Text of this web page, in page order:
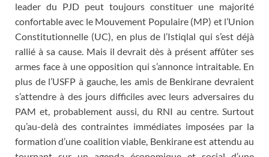
leader du PJD peut toujours constituer une majorité
confortable avec le Mouvement Populaire (MP) et l’Union
Constitutionnelle (UC), en plus de l’Istiqlal qui s’est déjà
rallié à sa cause. Mais il devrait dès à présent affûter ses
armes face à une opposition qui s’annonce intraitable. En
plus de l’USFP à gauche, les amis de Benkirane devraient
s’attendre à des jours difficiles avec leurs adversaires du
PAM et, probablement aussi, du RNI au centre. Surtout
qu’au-delà des contraintes immédiates imposées par la
formation d’une coalition viable, Benkirane est attendu au